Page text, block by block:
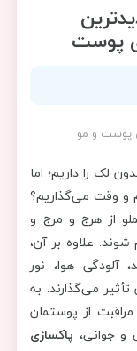
پوست
پوست و مو
لک را داریم؛ اما
و وقت می‌گذاریم؟
از هرج و مرج و
علاوه بر آن،
آلودگی هوا، نور
می‌گذارند. به
از پوستمان
و جوانی، پاکسازی